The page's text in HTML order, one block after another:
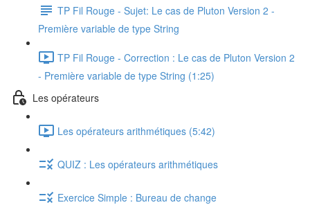
TP Fil Rouge - Sujet: Le cas de Pluton Version 2 -
Première variable de type String
TP Fil Rouge - Correction : Le cas de Pluton Version 2
- Première variable de type String (1:25)
Les opérateurs
Les opérateurs arithmétiques (5:42)
QUIZ : Les opérateurs arithmétiques
Exercice Simple : Bureau de change